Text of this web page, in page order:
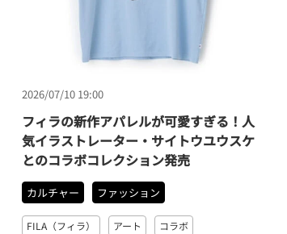
2026/07/10 19:00
フィラの新作アパレルが可愛すぎる！人
気イラストレーター・サイトウユウスケ
とのコラボコレクション発売
カルチャー ファッション
FILA（フィラ） アート コラボ